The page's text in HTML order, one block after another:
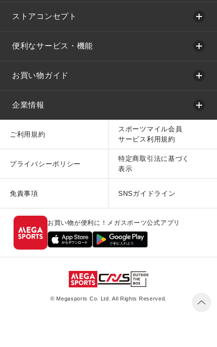
ストアコンセプト
便利なサービス・機能
お買い物ガイド
企業情報
ご利用規約
スポーツマイル会員
サービス利用規約
プライバシーポリシー
特定商取引法に基づく
表示
免責事項 SNSガイドライン
お買い物が便利に！メガスポーツ公式アプリ
© Megasports Co. Ltd. All Rights Reserved.